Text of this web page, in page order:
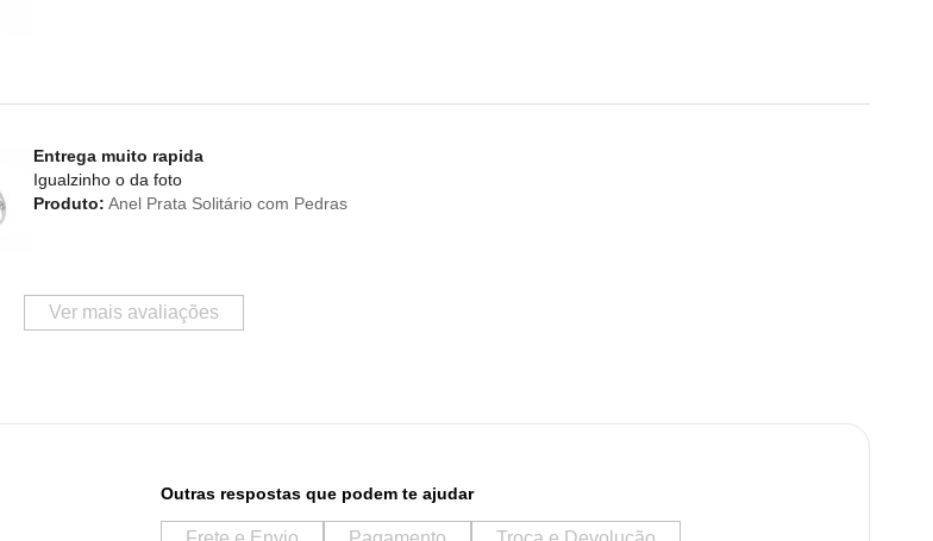
Entrega muito rapida
Igualzinho o da foto
Produto: Anel Prata Solitário com Pedras
Ver mais avaliações
Outras respostas que podem te ajudar